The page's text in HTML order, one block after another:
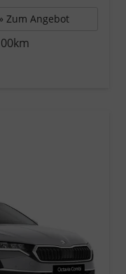
» Zum Angebot